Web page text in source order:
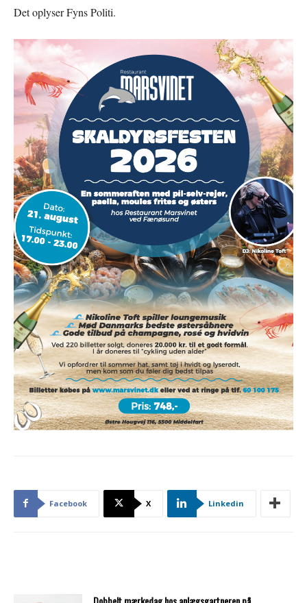
Det oplyser Fyns Politi.
Facebook X Linkedin